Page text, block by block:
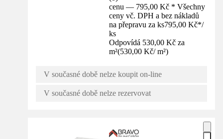
cenu — 795,00 Kč * Všechny
ceny vč. DPH a bez nákladů
na přepravu za ks795,00 Kč*/
ks
Odpovídá 530,00 Kč za
m²(530,00 Kč/ m²)
V současné době nelze koupit on-line
V současné době nelze rezervovat